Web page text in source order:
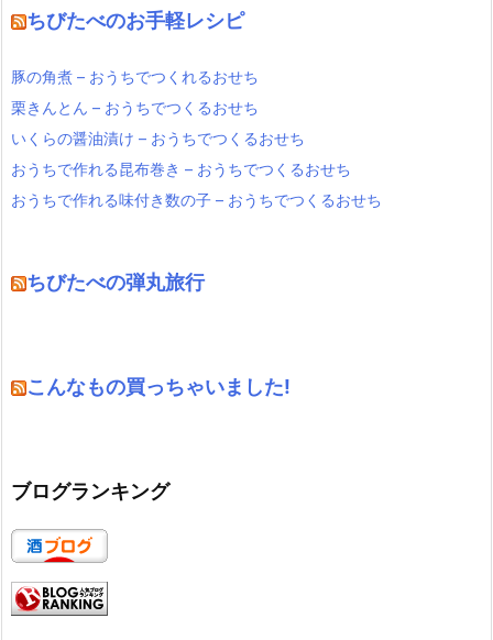
ーちびたべのお手軽レシピ
豚の角煮 – おうちでつくれるおせち
栗きんとん – おうちでつくるおせち
いくらの醤油漬け – おうちでつくるおせち
おうちで作れる昆布巻き – おうちでつくるおせち
おうちで作れる味付き数の子 – おうちでつくるおせち
ちびたべの弾丸旅行
こんなもの買っちゃいました!
ブログランキング